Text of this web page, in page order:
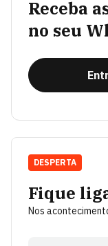
Receba
no seu
Fique
Nos
DESPERTA